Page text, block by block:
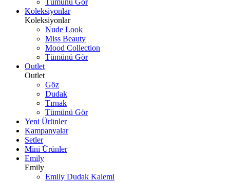
Tümünü Gör
Koleksiyonlar
Koleksiyonlar
Nude Look
Miss Beauty
Mood Collection
Tümünü Gör
Outlet
Outlet
Göz
Dudak
Tırnak
Tümünü Gör
Yeni Ürünler
Kampanyalar
Setler
Mini Ürünler
Emily
Emily
Emily Dudak Kalemi